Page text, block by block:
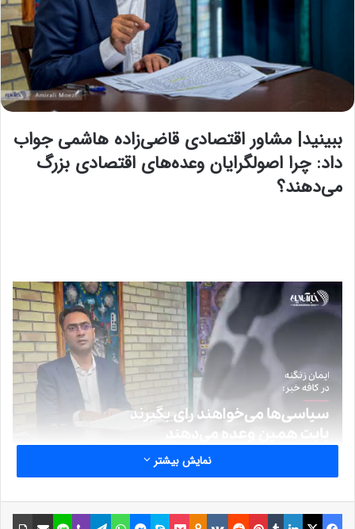
ببینید| مشاور اقتصادی قاضی‌زاده هاشمی جواب
داد: چرا اصولگرایان وعده‌های اقتصادی بزرگ
می‌دهند؟
نمایش بیشتر
فیسبوک ایکس لینکداین تامبلر پینتریست Reddit
VKontakte
Odnoklassniki پاکت اسکایپ مسنجر واتس آپ تلگرام وایبر لاین اشتراک گذاری با ایمیل